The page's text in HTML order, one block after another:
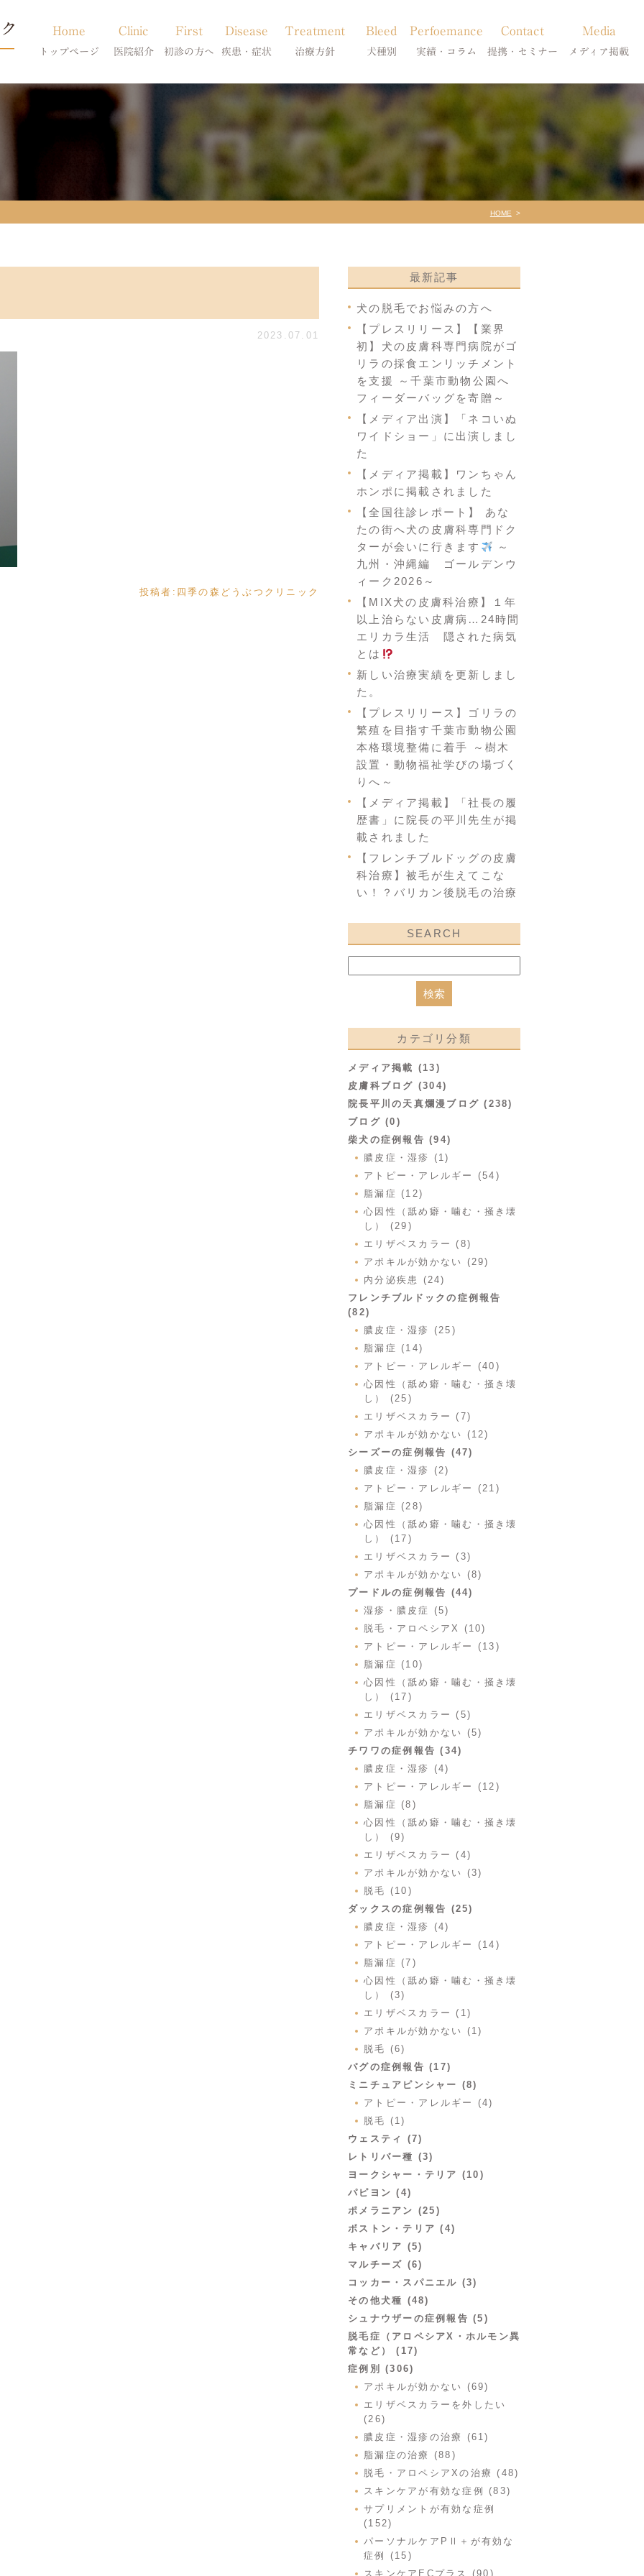
Home
トップページ
Clinic
医院紹介
当院のご紹介
First
初診の方へ
Disease
疾患・症状
アトピー・アレルギー
膿皮症・脂漏症
脱毛症・アロペシアX
Treatment
治療方針
皮膚科特別診療
スキンケア療法
Bleed
犬種別
柴犬の皮膚病
シーズーの皮膚病
フレンチブルドッグの皮膚病
Perfoemance
実績・コラム
犬種別
症状別
Contact
提携・セミナー
診療提携・セミナー開催
Media
メディア掲載
メディア掲載
HOME
2023.07.01
投稿者: 四季の森どうぶつクリニック
最新記事
犬の脱毛でお悩みの方へ
【プレスリリース】【業界
初】犬の皮膚科専門病院がゴ
リラの採食エンリッチメント
を支援 ～千葉市動物公園へ
フィーダーバッグを寄贈～
【メディア出演】「ネコいぬ
ワイドショー」に出演しまし
た
【メディア掲載】ワンちゃん
ホンポに掲載されました
【全国往診レポート】 あな
たの街へ犬の皮膚科専門ドク
ターが会いに行きます
～
九州・沖縄編 ゴールデンウ
ィーク2026～
【MIX犬の皮膚科治療】１年
以上治らない皮膚病…24時間
エリカラ生活 隠された病気
とは
新しい治療実績を更新しまし
た。
【プレスリリース】ゴリラの
繁殖を目指す千葉市動物公園
本格環境整備に着手 ～樹木
設置・動物福祉学びの場づく
りへ～
【メディア掲載】「社長の履
歴書」に院長の平川先生が掲
載されました
【フレンチブルドッグの皮膚
科治療】被毛が生えてこな
い！？バリカン後脱毛の治療
SEARCH
カテゴリ分類
メディア掲載 (13)
皮膚科ブログ (304)
院長平川の天真爛漫ブログ (238)
ブログ (0)
柴犬の症例報告 (94)
膿皮症・湿疹 (1)
アトピー・アレルギー (54)
脂漏症 (12)
心因性（舐め癖・噛む・掻き壊
し） (29)
エリザベスカラー (8)
アポキルが効かない (29)
内分泌疾患 (24)
フレンチブルドックの症例報告
(82)
膿皮症・湿疹 (25)
脂漏症 (14)
アトピー・アレルギー (40)
心因性（舐め癖・噛む・掻き壊
し） (25)
エリザベスカラー (7)
アポキルが効かない (12)
シーズーの症例報告 (47)
膿皮症・湿疹 (2)
アトピー・アレルギー (21)
脂漏症 (28)
心因性（舐め癖・噛む・掻き壊
し） (17)
エリザベスカラー (3)
アポキルが効かない (8)
プードルの症例報告 (44)
湿疹・膿皮症 (5)
脱毛・アロペシアX (10)
アトピー・アレルギー (13)
脂漏症 (10)
心因性（舐め癖・噛む・掻き壊
し） (17)
エリザベスカラー (5)
アポキルが効かない (5)
チワワの症例報告 (34)
膿皮症・湿疹 (4)
アトピー・アレルギー (12)
脂漏症 (8)
心因性（舐め癖・噛む・掻き壊
し） (9)
エリザベスカラー (4)
アポキルが効かない (3)
脱毛 (10)
ダックスの症例報告 (25)
膿皮症・湿疹 (4)
アトピー・アレルギー (14)
脂漏症 (7)
心因性（舐め癖・噛む・掻き壊
し） (3)
エリザベスカラー (1)
アポキルが効かない (1)
脱毛 (6)
パグの症例報告 (17)
ミニチュアピンシャー (8)
アトピー・アレルギー (4)
脱毛 (1)
ウェスティ (7)
レトリバー種 (3)
ヨークシャー・テリア (10)
パピヨン (4)
ポメラニアン (25)
ボストン・テリア (4)
キャバリア (5)
マルチーズ (6)
コッカー・スパニエル (3)
その他犬種 (48)
シュナウザーの症例報告 (5)
脱毛症（アロペシアX・ホルモン異
常など） (17)
症例別 (306)
アポキルが効かない (69)
エリザベスカラーを外したい
(26)
膿皮症・湿疹の治療 (61)
脂漏症の治療 (88)
脱毛・アロペシアXの治療 (48)
スキンケアが有効な症例 (83)
サプリメントが有効な症例
(152)
パーソナルケアPⅡ＋が有効な
症例 (15)
スキンケアECプラス (90)